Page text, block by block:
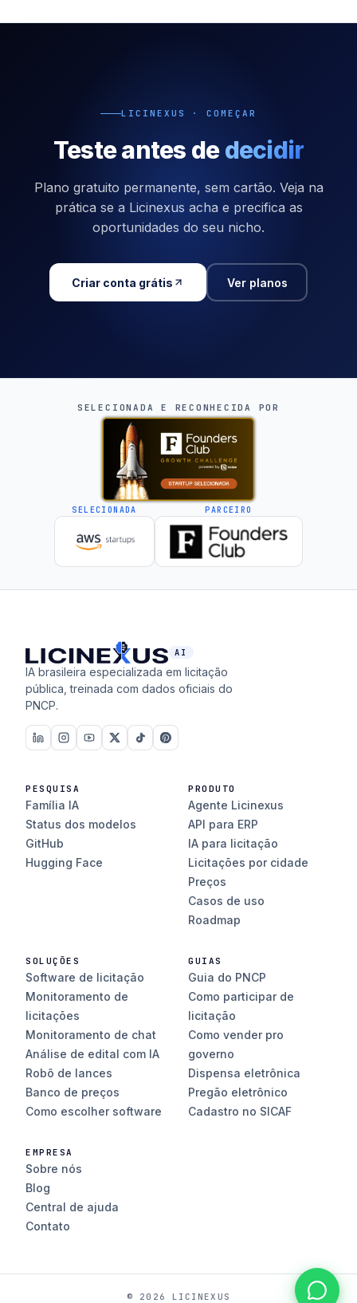
LICINEXUS · COMEÇAR
Teste antes dedecidir
Plano gratuito permanente, sem cartão. Veja na
prática se a Licinexus acha e precifica as
oportunidades do seu nicho.
Criar conta grátis Ver planos
SELECIONADA E RECONHECIDA POR
SELECIONADA PARCEIRO
AI
IA brasileira especializada em licitação
pública, treinada com dados oficiais do
PNCP.
PESQUISA
Família IA
Status dos modelos
GitHub
Hugging Face
PRODUTO
Agente Licinexus
API para ERP
IA para licitação
Licitações por cidade
Preços
Casos de uso
Roadmap
SOLUÇÕES
Software de licitação
Monitoramento de
licitações
Monitoramento de chat
Análise de edital com IA
Robô de lances
Banco de preços
Como escolher software
GUIAS
Guia do PNCP
Como participar de
licitação
Como vender pro
governo
Dispensa eletrônica
Pregão eletrônico
Cadastro no SICAF
EMPRESA
Sobre nós
Blog
Central de ajuda
Contato
© 2026 LICINEXUS